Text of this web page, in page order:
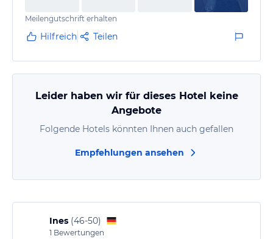
maßlos überteuert wobei wir ja noch die billigsten
Zimmer hatten und keine Club oder Suite oder
Deluxe Room
Meilengutschrift erhalten
Hilfreich Teilen
Leider haben wir für dieses Hotel keine
Angebote
Folgende Hotels könnten Ihnen auch gefallen
Empfehlungen ansehen
Ines (46-50)
1 Bewertungen